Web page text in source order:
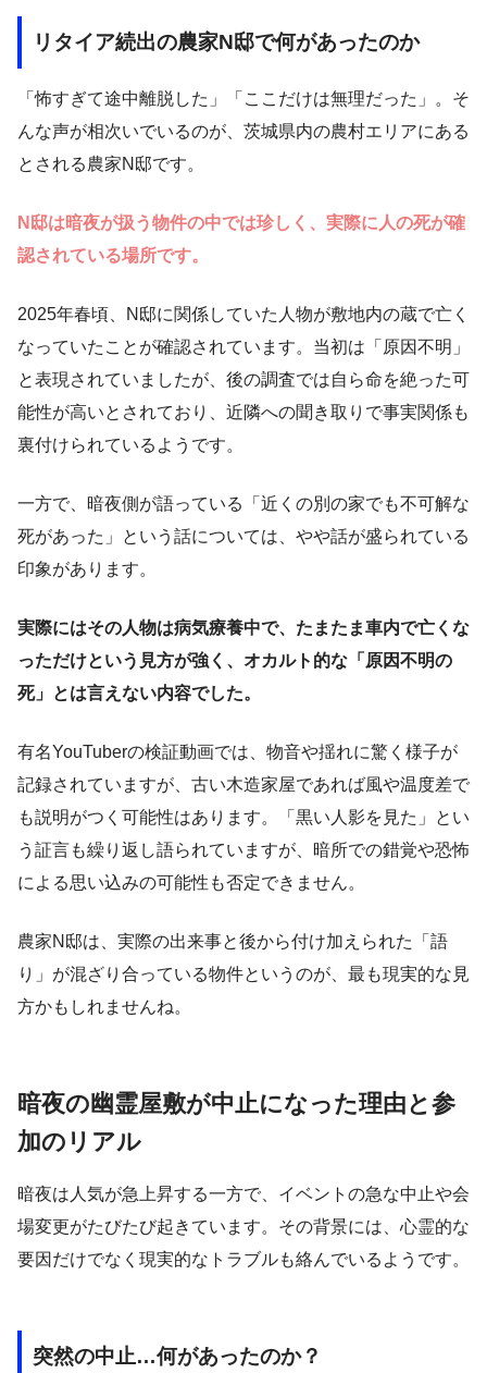
リタイア続出の農家N邸で何があったのか
「怖すぎて途中離脱した」「ここだけは無理だった」。そ
んな声が相次いでいるのが、茨城県内の農村エリアにある
とされる農家N邸です。
N邸は暗夜が扱う物件の中では珍しく、実際に人の死が確
認されている場所です。
2025年春頃、N邸に関係していた人物が敷地内の蔵で亡く
なっていたことが確認されています。当初は「原因不明」
と表現されていましたが、後の調査では自ら命を絶った可
能性が高いとされており、近隣への聞き取りで事実関係も
裏付けられているようです。
一方で、暗夜側が語っている「近くの別の家でも不可解な
死があった」という話については、やや話が盛られている
印象があります。
実際にはその人物は病気療養中で、たまたま車内で亡くな
っただけという見方が強く、オカルト的な「原因不明の
死」とは言えない内容でした。
有名YouTuberの検証動画では、物音や揺れに驚く様子が
記録されていますが、古い木造家屋であれば風や温度差で
も説明がつく可能性はあります。「黒い人影を見た」とい
う証言も繰り返し語られていますが、暗所での錯覚や恐怖
による思い込みの可能性も否定できません。
農家N邸は、実際の出来事と後から付け加えられた「語
り」が混ざり合っている物件というのが、最も現実的な見
方かもしれませんね。
暗夜の幽霊屋敷が中止になった理由と参
加のリアル
暗夜は人気が急上昇する一方で、イベントの急な中止や会
場変更がたびたび起きています。その背景には、心霊的な
要因だけでなく現実的なトラブルも絡んでいるようです。
突然の中止…何があったのか？